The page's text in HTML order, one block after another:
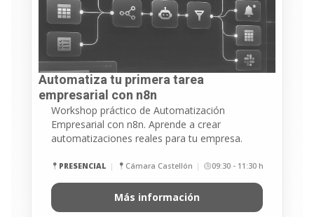
Automatiza tu primera tarea
empresarial con n8n
Workshop práctico de Automatización
Empresarial con n8n. Aprende a crear
automatizaciones reales para tu empresa.
PRESENCIAL Cámara Castellón 09:30 - 11:30 h
Más información